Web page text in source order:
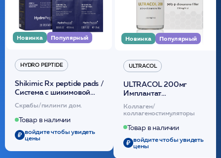
Новинка Популярный
HYDRO PEPTIDE
Shikimic Rx peptide pads /
Cистема с шикимовой
кислотой обновляющая
(30шт) /HP
Скрабы/пилинги дом.
Товар в наличии
войдите чтобы увидеть
цены
Новинка Популярный
ULTRACOL
ULTRACOL 200мг
Имплантат
внутридермальный,
стерильный на основе
полидиоксанона
/ULTRACOL
Коллаген/
коллагеностимуляторы
Товар в наличии
войдите чтобы увидеть
цены